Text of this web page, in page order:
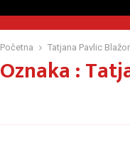
Početna Tatjana Pavlic
Oznaka :